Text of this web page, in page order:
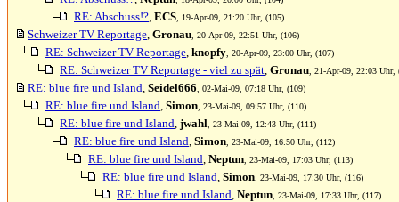
RE: Abschuss!?, ECS , 19-Apr-09, 21:20 Uhr, (105)
Schweizer TV Reportage, Gronau , 20-Apr-09, 22:51 Uhr, (106)
RE: Schweizer TV Reportage, knopfy , 20-Apr-09, 23:00 Uhr, (107)
RE: Schweizer TV Reportage - viel zu spät, Gronau , 21-Apr-09, 22:03 Uhr,
RE: blue fire und Island, Seidel666 , 02-Mai-09, 07:18 Uhr, (109)
RE: blue fire und Island, Simon , 23-Mai-09, 09:57 Uhr, (110)
RE: blue fire und Island, jwahl , 23-Mai-09, 12:43 Uhr, (111)
RE: blue fire und Island, Simon , 23-Mai-09, 16:50 Uhr, (112)
RE: blue fire und Island, Neptun , 23-Mai-09, 17:03 Uhr, (113)
RE: blue fire und Island, Simon , 23-Mai-09, 17:30 Uhr, (116)
RE: blue fire und Island, Neptun , 23-Mai-09, 17:33 Uhr, (117)